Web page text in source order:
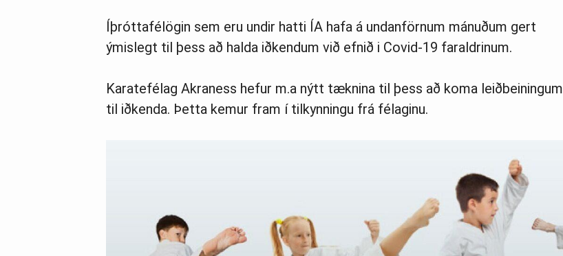
Íþróttafélögin sem eru undir hatti ÍA hafa á undanförnum mánuðum gert
ýmislegt til þess að halda iðkendum við efnið i Covid-19 faraldrinum.
Karatefélag Akraness hefur m.a nýtt tæknina til þess að koma leiðbeiningum
til iðkenda. Þetta kemur fram í tilkynningu frá félaginu.